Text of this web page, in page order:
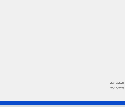
20/10/2025
20/10/2028